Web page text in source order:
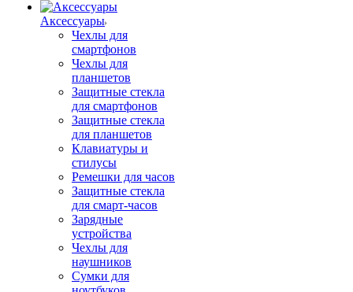
Аксессуары
Чехлы для
смартфонов
Чехлы для
планшетов
Защитные стекла
для смартфонов
Защитные стекла
для планшетов
Клавиатуры и
стилусы
Ремешки для часов
Защитные стекла
для смарт-часов
Зарядные
устройства
Чехлы для
наушников
Сумки для